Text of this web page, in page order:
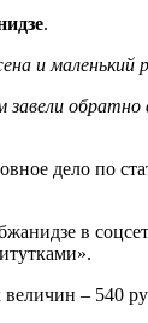
.
и маленький
обратно
дело по
в
– 540